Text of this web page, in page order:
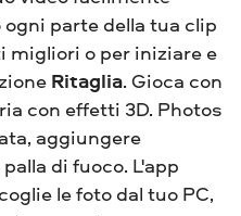
parte della tua clip
migliori o per iniziare e
Ritaglia. Gioca con
con effetti 3D. Photos
aggiungere
di fuoco. L'app
le foto dal tuo PC,